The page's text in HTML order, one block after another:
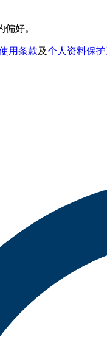
偏好。
用条款及个人资料保护